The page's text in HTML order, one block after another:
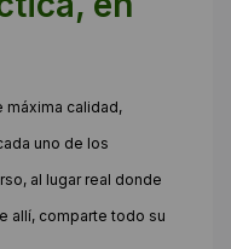
calidad,
uno de los
al lugar real donde
allí, comparte todo su